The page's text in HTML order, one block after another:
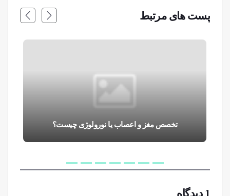
پست های مرتبط
تخصص مغز و اعصاب یا نورولوژی چیست؟